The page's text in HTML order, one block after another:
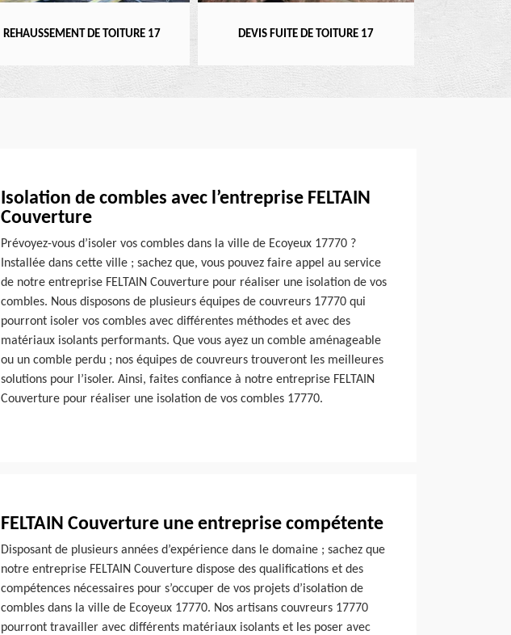
REHAUSSEMENT DE TOITURE 17 DEVIS FUITE DE TOITURE 17
RÉPARATEUR,
Isolation de combles avec l’entreprise FELTAIN
Couverture
Prévoyez-vous d’isoler vos combles dans la ville de Ecoyeux 17770 ?
Installée dans cette ville ; sachez que, vous pouvez faire appel au service
de notre entreprise FELTAIN Couverture pour réaliser une isolation de vos
combles. Nous disposons de plusieurs équipes de couvreurs 17770 qui
pourront isoler vos combles avec différentes méthodes et avec des
matériaux isolants performants. Que vous ayez un comble aménageable
ou un comble perdu ; nos équipes de couvreurs trouveront les meilleures
solutions pour l’isoler. Ainsi, faites confiance à notre entreprise FELTAIN
Couverture pour réaliser une isolation de vos combles 17770.
FELTAIN Couverture une entreprise compétente
Disposant de plusieurs années d’expérience dans le domaine ; sachez que
notre entreprise FELTAIN Couverture dispose des qualifications et des
compétences nécessaires pour s’occuper de vos projets d’isolation de
combles dans la ville de Ecoyeux 17770. Nos artisans couvreurs 17770
pourront travailler avec différents matériaux isolants et les poser avec